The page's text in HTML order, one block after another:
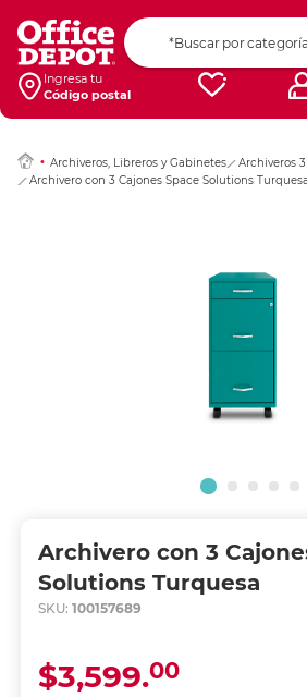
Ingresa tu
Código postal
Archiveros, Libreros y Gabinetes
Archiveros
Archivero con 3 Cajones Space Solutions Turquesa
Archivero con 3
Solutions Turquesa
SKU: 100157689
$3,599.00